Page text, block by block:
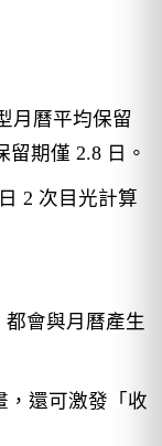
月曆平均保留
期僅 2.8 日。
2 次目光計算
會與月曆產生
，還可激發「收